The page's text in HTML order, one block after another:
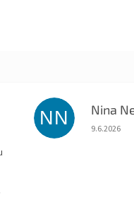
NN Nina
9.6.2026